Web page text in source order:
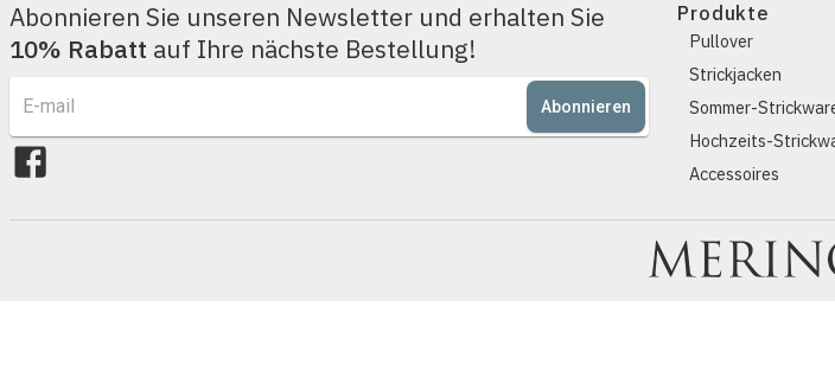
Abonnieren Sie unseren Newsletter und erhalten Sie
10% Rabatt auf Ihre nächste Bestellung!
Abonnieren
Produkte
Pullover
Strickjacken
Sommer-
Hochzeits-
Accessoires